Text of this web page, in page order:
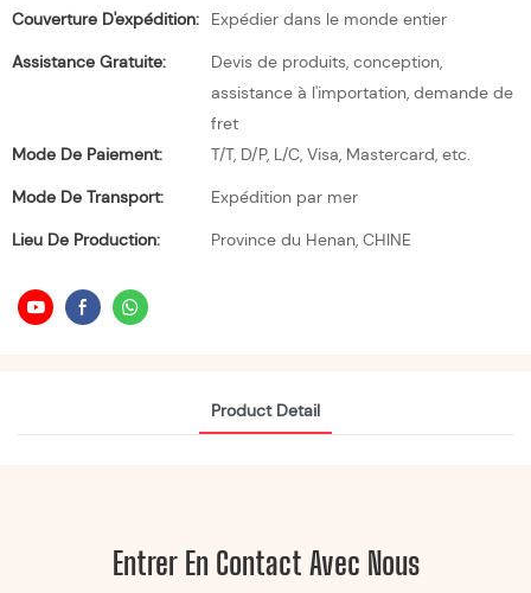
Couverture D'expédition:
Expédier dans le monde entier
Assistance Gratuite:
Devis de produits, conception,
assistance à l'importation, demande de
fret
Mode De Paiement:
T/T, D/P, L/C, Visa, Mastercard, etc.
Mode De Transport:
Expédition par mer
Lieu De Production:
Province du Henan, CHINE
Product Detail
Entrer En Contact Avec Nous